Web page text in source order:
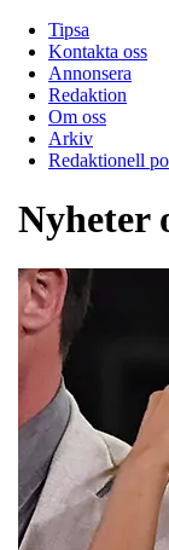
Tipsa
Kontakta oss
Annonsera
Redaktion
Om oss
Arkiv
Redaktionell
Nyheter